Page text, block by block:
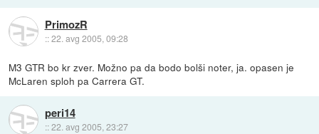
PrimozR
::22. avg 2005, 09:28
M3 GTR bo kr zver. Možno pa da bodo bolši noter, ja. opasen je
McLaren sploh pa Carrera GT.
peri14
::22. avg 2005, 23:27